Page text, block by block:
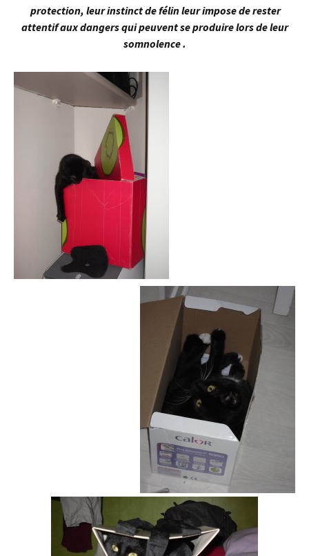
protection, leur instinct de félin leur impose de rester
attentif aux dangers qui peuvent se produire lors de leur
somnolence .